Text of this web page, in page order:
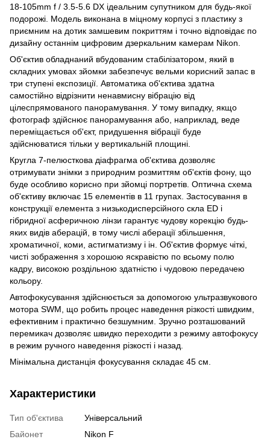
18-105mm f / 3.5-5.6 DX ідеальним супутником для будь-якої
подорожі. Модель виконана в міцному корпусі з пластику з
приємним на дотик замшевим покриттям і точно відповідає по
дизайну останнім цифровим дзеркальним камерам Nikon.
Об'єктив обладнаний вбудованим стабілізатором, який в
складних умовах зйомки забезпечує вельми корисний запас в
три ступені експозиції. Автоматика об'єктива здатна
самостійно відрізнити ненавмисну ​​вібрацію від
цілеспрямованого панорамування. У тому випадку, якщо
фотограф здійснює панорамування або, наприклад, веде
переміщається об'єкт, придушення вібрації буде
здійснюватися тільки у вертикальній площині.
Кругла 7-пелюсткова діафрагма об'єктива дозволяє
отримувати знімки з природним розмиттям об'єктів фону, що
буде особливо корисно при зйомці портретів. Оптична схема
об'єктиву включає 15 елементів в 11 групах. Застосування в
конструкції елемента з низькодисперсійного скла ED і
гібридної асферичною лінзи гарантує чудову корекцію будь-
яких видів аберацій, в тому числі аберації збільшення,
хроматичної, коми, астигматизму і ін. Об'єктив формує чіткі,
чисті зображення з хорошою яскравістю по всьому полю
кадру, високою роздільною здатністю і чудовою передачею
кольору.
Автофокусування здійснюється за допомогою ультразвукового
мотора SWM, що робить процес наведення різкості швидким,
ефективним і практично безшумним. Зручно розташований
перемикач дозволяє швидко переходити з режиму автофокусу
в режим ручного наведення різкості і назад.
Мінімальна дистанція фокусування складає 45 см.
Характеристики
Тип об'єктива
Універсальний
Байонет
Nikon F